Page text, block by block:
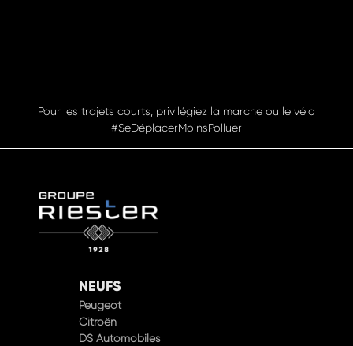
Pour les trajets courts, privilégiez la marche ou le vélo
#SeDéplacerMoinsPolluer
NEUFS
Peugeot
Citroën
DS Automobiles